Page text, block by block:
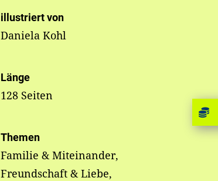
illustriert von
Daniela Kohl
Länge
128 Seiten
Themen
Familie & Miteinander,
Freundschaft & Liebe,